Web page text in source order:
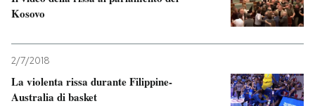
Kosovo
2/7/2018
La violenta rissa durante Filippine-
Australia di basket